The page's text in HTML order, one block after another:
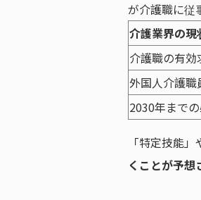
が介護職に従
介護業界の現
介護職の有効
外国人介護職
2030年まで
「特定技能
くことが予想